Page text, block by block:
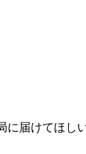
に届けてほし